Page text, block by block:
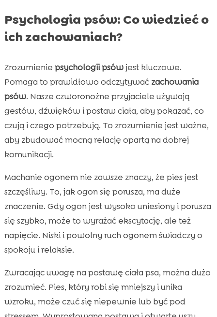
Psychologia psów: Co wiedzieć o
ich zachowaniach?
Zrozumienie psychologii psówjest kluczowe.
Pomaga to prawidłowo odczytywać zachowania
psów. Nasze czworonożne przyjaciele używają
gestów, dźwięków i postaw ciała, aby pokazać, co
czują i czego potrzebują. To zrozumienie jest ważne,
aby zbudować mocną relację opartą na dobrej
komunikacji.
Machanie ogonem nie zawsze znaczy, że pies jest
szczęśliwy. To, jak ogon się porusza, ma duże
znaczenie. Gdy ogon jest wysoko uniesiony i porusza
się szybko, może to wyrażać ekscytację, ale też
napięcie. Niski i powolny ruch ogonem świadczy o
spokoju i relaksie.
Zwracając uwagę na postawę ciała psa, można dużo
zrozumieć. Pies, który robi się mniejszy i unika
wzroku, może czuć się niepewnie lub być pod